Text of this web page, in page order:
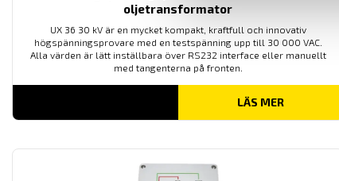
oljetransformator
UX 36 30 kV är en mycket kompakt, kraftfull och innovativ
högspänningsprovare med en testspänning upp till 30 000 VAC.
Alla värden är lätt inställbara över RS232 interface eller manuellt
med tangenterna på fronten.
LÄS MER